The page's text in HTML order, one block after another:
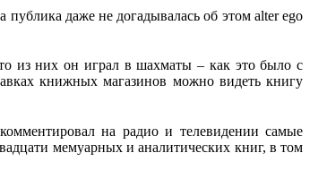
даже не догадывалась об этом alter ego
из них он играл в шахматы – как это было с
книжных магазинов можно видеть книгу
на радио и телевидении самые
мемуарных и аналитических книг, в том